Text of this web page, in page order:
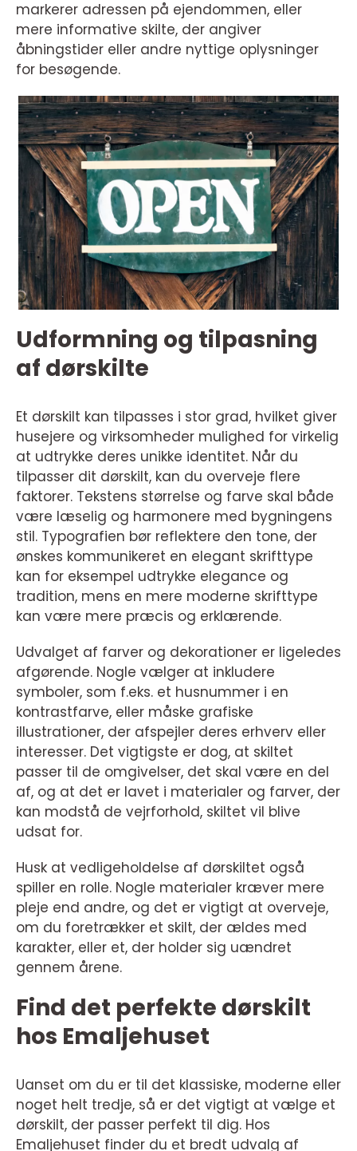
markerer adressen på ejendommen, eller
mere informative skilte, der angiver
åbningstider eller andre nyttige oplysninger
for besøgende.
Udformning og tilpasning
af dørskilte
Et dørskilt kan tilpasses i stor grad, hvilket giver
husejere og virksomheder mulighed for virkelig
at udtrykke deres unikke identitet. Når du
tilpasser dit dørskilt, kan du overveje flere
faktorer. Tekstens størrelse og farve skal både
være læselig og harmonere med bygningens
stil. Typografien bør reflektere den tone, der
ønskes kommunikeret en elegant skrifttype
kan for eksempel udtrykke elegance og
tradition, mens en mere moderne skrifttype
kan være mere præcis og erklærende.
Udvalget af farver og dekorationer er ligeledes
afgørende. Nogle vælger at inkludere
symboler, som f.eks. et husnummer i en
kontrastfarve, eller måske grafiske
illustrationer, der afspejler deres erhverv eller
interesser. Det vigtigste er dog, at skiltet
passer til de omgivelser, det skal være en del
af, og at det er lavet i materialer og farver, der
kan modstå de vejrforhold, skiltet vil blive
udsat for.
Husk at vedligeholdelse af dørskiltet også
spiller en rolle. Nogle materialer kræver mere
pleje end andre, og det er vigtigt at overveje,
om du foretrækker et skilt, der ældes med
karakter, eller et, der holder sig uændret
gennem årene.
Find det perfekte dørskilt
hos Emaljehuset
Uanset om du er til det klassiske, moderne eller
noget helt tredje, så er det vigtigt at vælge et
dørskilt, der passer perfekt til dig. Hos
Emaljehuset finder du et bredt udvalg af